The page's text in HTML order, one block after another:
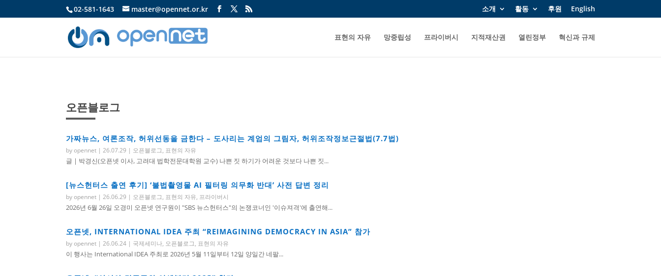
02-581-1643 master@opennet.or.kr 소개 활동 후원 English
표현의 자유 망중립성 프라이버시 지적재산권 열린정부 혁신과 규제
오픈블로그
가짜뉴스, 여론조작, 허위선동을 금한다 – 도사리는 계엄의 그림자, 허위조작정보근절법(7.7법)
byopennet |26.07.29 | 오픈블로그, 표현의 자유
글 | 박경신(오픈넷 이사, 고려대 법학전문대학원 교수) 나쁜 짓 하기가 어려운 것보다 나쁜 짓...
[뉴스헌터스 출연 후기] ‘불법촬영물 AI 필터링 의무화 반대’ 사전 답변 정리
byopennet |26.06.29 | 오픈블로그, 표현의 자유, 프라이버시
2026년 6월 26일 오경미 오픈넷 연구원이 "SBS 뉴스헌터스"의 논쟁코너인 '이슈져격'에 출연해...
오픈넷, INTERNATIONAL IDEA 주최 “REIMAGINING DEMOCRACY IN ASIA” 참가
byopennet |26.06.24 | 국제세미나, 오픈블로그, 표현의 자유
이 행사는 International IDEA 주최로 2026년 5월 11일부터 12일 양일간 네팔...